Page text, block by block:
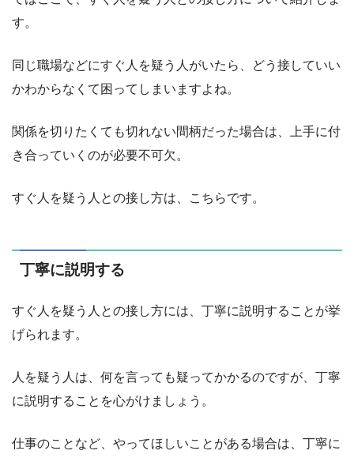
す。
同じ職場などにすぐ人を疑う人がいたら、どう接していい
かわからなくて困ってしまいますよね。
関係を切りたくても切れない間柄だった場合は、上手に付
き合っていくのが必要不可欠。
すぐ人を疑う人との接し方は、こちらです。
丁寧に説明する
すぐ人を疑う人との接し方には、丁寧に説明することが挙
げられます。
人を疑う人は、何を言っても疑ってかかるのですが、丁寧
に説明することを心がけましょう。
仕事のことなど、やってほしいことがある場合は、丁寧に